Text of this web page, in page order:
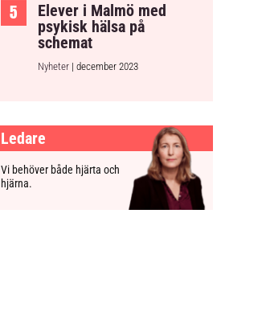
Elever i Malmö med
psykisk hälsa på
schemat
Nyheter| december 2023
Ledare
Vi behöver både hjärta och
hjärna.